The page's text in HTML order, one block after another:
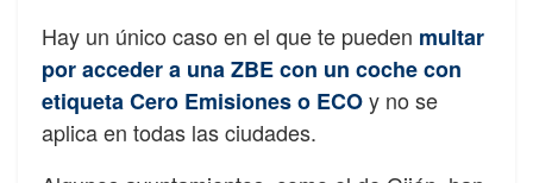
Hay un único caso en el que te pueden multar
por acceder a una ZBE con un coche con
etiqueta Cero Emisiones o ECOy no se
aplica en todas las ciudades.